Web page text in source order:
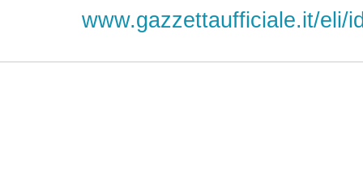
www.gazzettaufficiale.it/eli/